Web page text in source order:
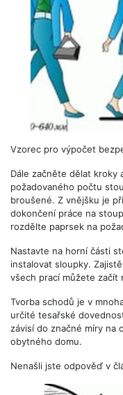
Vzorec pro výpočet
Dále začněte dělat kroky
požadovaného počtu
broušené. Z vnějšku je
dokončení práce na
rozdělte paprsek na
Nastavte na horní části
instalovat sloupky.
všech prací můžete začít
Tvorba schodů je v
určité tesařské
závisí do značné míry na
obytného domu.
Nenašli jste odpověď v